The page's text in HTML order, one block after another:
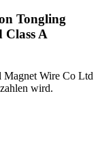
Tongling
A
Magnet Wire Co Ltd
wird.